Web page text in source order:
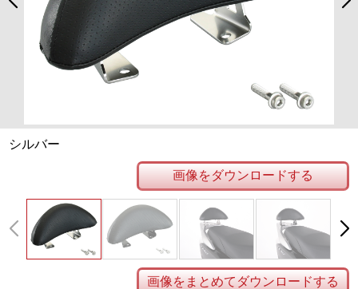
シルバー
画像をダウンロードする
画像をまとめてダウンロードする